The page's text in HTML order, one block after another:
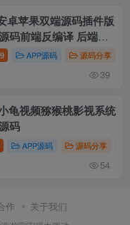
卓苹果双端源码插件版
码前端反编译 后端对
APP源码 源码分享
39
龟视频猕猴桃影视系统
码
APP源码 源码分享
54
作 关于我们